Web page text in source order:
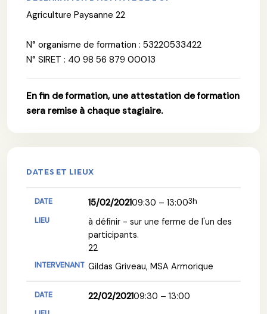
Agriculture Paysanne 22
N° organisme de formation : 53220533422
N° SIRET : 40 98 56 879 00013
En fin de formation, une attestation de formation
sera remise à chaque stagiaire.
DATES ET LIEUX
15/02/202109:30 – 13:003h
à définir - sur une ferme de l'un des
participants.
22
Gildas Griveau, MSA Armorique
22/02/202109:30 – 13:00